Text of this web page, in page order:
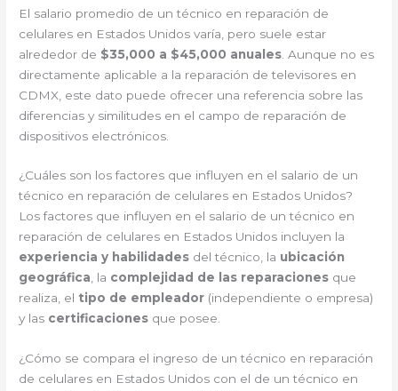
El salario promedio de un técnico en reparación de
celulares en Estados Unidos varía, pero suele estar
alrededor de $35,000 a $45,000 anuales . Aunque no es
directamente aplicable a la reparación de televisores en
CDMX, este dato puede ofrecer una referencia sobre las
diferencias y similitudes en el campo de reparación de
dispositivos electrónicos.
¿Cuáles son los factores que influyen en el salario de un
técnico en reparación de celulares en Estados Unidos?
Los factores que influyen en el salario de un técnico en
reparación de celulares en Estados Unidos incluyen la
experiencia y habilidades del técnico, la ubicación
geográfica, la complejidad de las reparaciones que
realiza, el tipo de empleador (independiente o empresa)
y las certificaciones que posee.
¿Cómo se compara el ingreso de un técnico en reparación
de celulares en Estados Unidos con el de un técnico en